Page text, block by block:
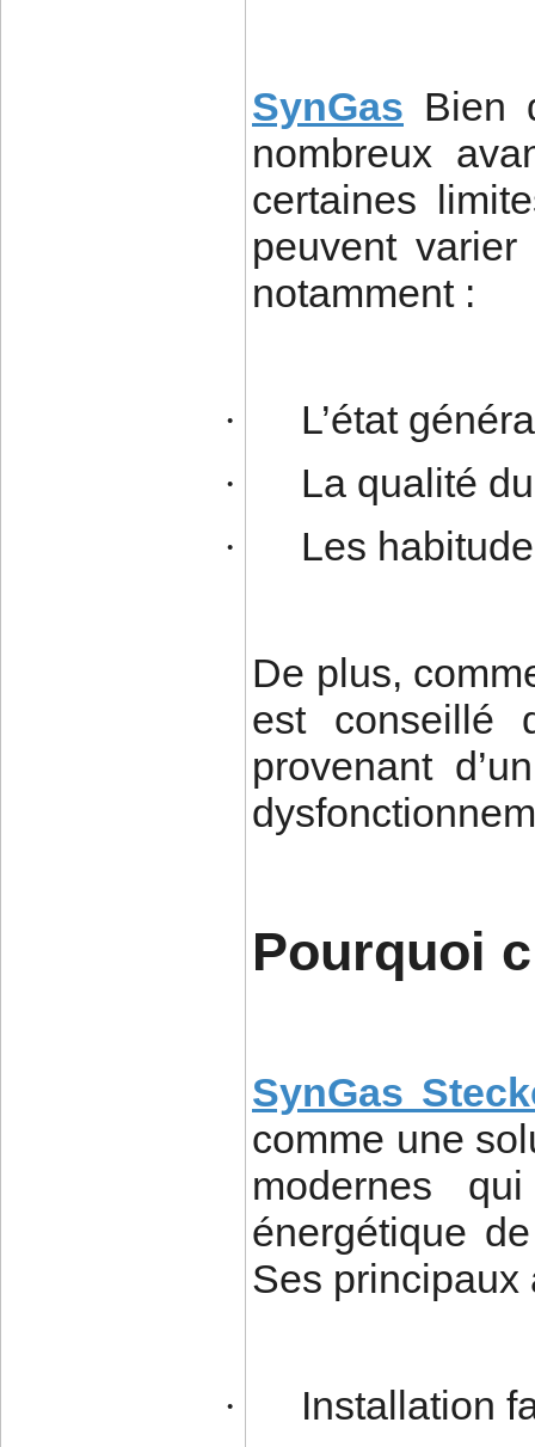
SynGas Bien
nombreux
certaines
peuvent
notamment :
· L’état
· La qualité
· Les
De plus,
est conseillé
provenant
Pourquoi
SynGas
comme une
modernes
énergétique
Ses principaux
· Installation